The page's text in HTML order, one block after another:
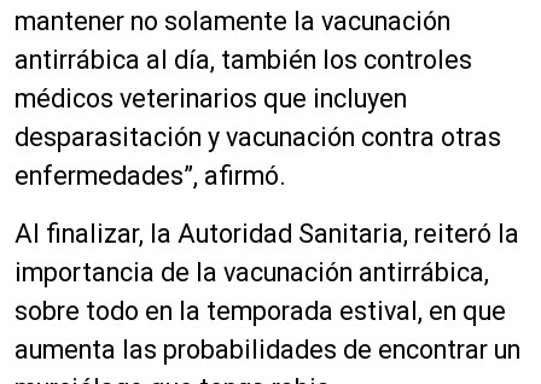
mantener no solamente la vacunación
antirrábica al día, también los controles
médicos veterinarios que incluyen
desparasitación y vacunación contra otras
enfermedades”, afirmó.
Al finalizar, la Autoridad Sanitaria, reiteró la
importancia de la vacunación antirrábica,
sobre todo en la temporada estival, en que
aumenta las probabilidades de encontrar un